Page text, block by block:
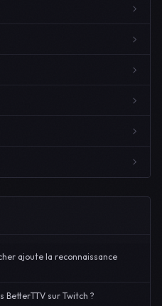
ajoute la reconnaissance
BetterTTV sur Twitch ?